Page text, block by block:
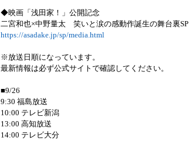
◆映画「浅田家！」公開記念
二宮和也×中野量太 笑いと涙の感動作誕生の舞台裏SP
https://asadake.jp/sp/media.html
※放送日順になっています。
最新情報は必ず公式サイトで確認してください。
■9/26
9:30 福島放送
10:00 テレビ新潟
13:00 高知放送
14:00 テレビ大分